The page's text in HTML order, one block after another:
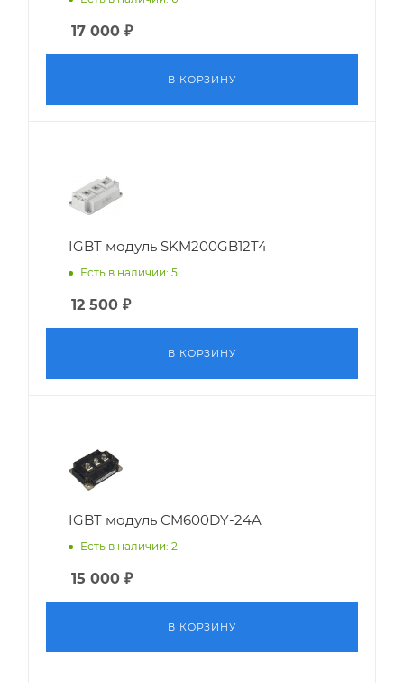
17 000 ₽
В КОРЗИНУ
IGBT модуль SKM200GB12T4
Есть в наличии: 5
12 500 ₽
В КОРЗИНУ
IGBT модуль CM600DY-24A
Есть в наличии: 2
15 000 ₽
В КОРЗИНУ